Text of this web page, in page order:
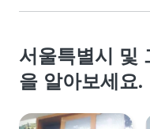
서울특별시 및
을 알아보세요.